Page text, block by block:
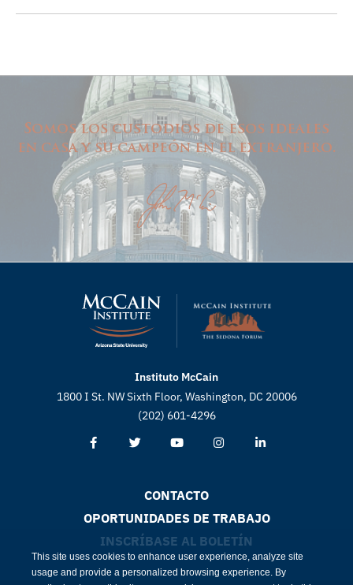
Somos los custodios de esos ideales
en casa y su campeón en el extranjero.
Instituto McCain
1800 I St. NW Sixth Floor, Washington, DC 20006
(202) 601-4296
CONTACTO
OPORTUNIDADES DE TRABAJO
INSCRÍBASE AL BOLETÍN
This site uses cookies to enhance user experience, analyze site
usage and provide a personalized browsing experience. By